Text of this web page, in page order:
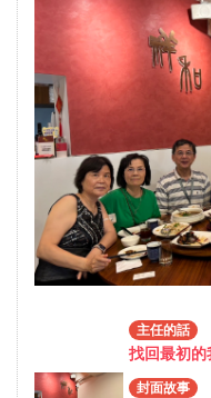
主任的話
找回最初的
封面故事